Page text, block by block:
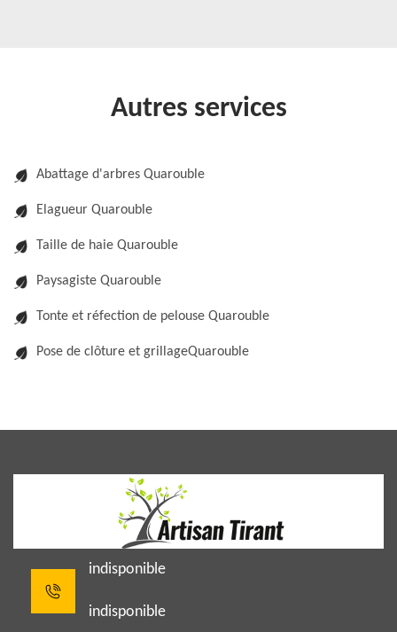
Autres services
Abattage d'arbres Quarouble
Elagueur Quarouble
Taille de haie Quarouble
Paysagiste Quarouble
Tonte et réfection de pelouse Quarouble
Pose de clôture et grillageQuarouble
indisponible
indisponible